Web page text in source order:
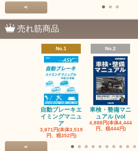
<
売れ筋商品
No.1
自動ブレーキエ
イミングマニュ
ア
3,871円(本体3,519
円、税352円)
No.2
車検・整備マニ
ュアル (vol
4,888円(本体4,444
円、税444円)
<